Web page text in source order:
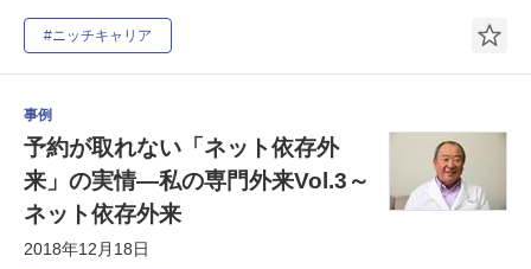
#ニッチキャリア
事例
予約が取れない「ネット依存外
来」の実情―私の専門外来Vol.3～
ネット依存外来
2018年12月18日